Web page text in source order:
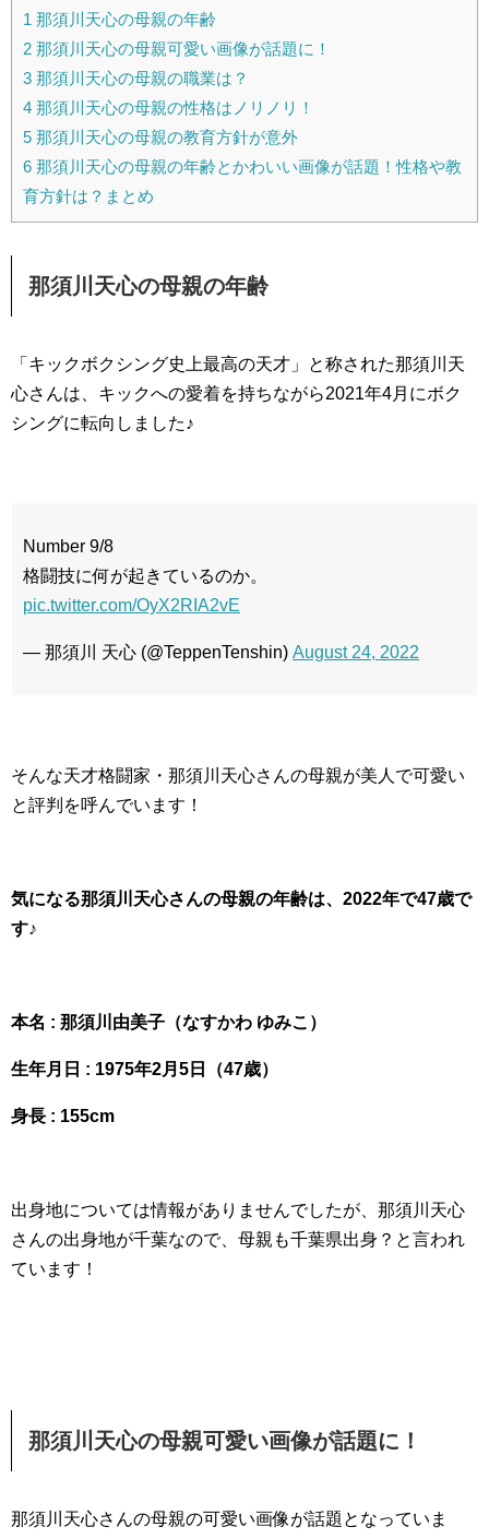
1 那須川天心の母親の年齢
2 那須川天心の母親可愛い画像が話題に！
3 那須川天心の母親の職業は？
4 那須川天心の母親の性格はノリノリ！
5 那須川天心の母親の教育方針が意外
6 那須川天心の母親の年齢とかわいい画像が話題！性格や教
育方針は？まとめ
那須川天心の母親の年齢
「キックボクシング史上最高の天才」と称された那須川天
心さんは、キックへの愛着を持ちながら2021年4月にボク
シングに転向しました♪
Number 9/8
格闘技に何が起きているのか。
pic.twitter.com/OyX2RIA2vE
— 那須川 天心 (@TeppenTenshin) August 24, 2022
そんな天才格闘家・那須川天心さんの母親が美人で可愛い
と評判を呼んでいます！
気になる那須川天心さんの母親の年齢は、2022年で47歳で
す♪
本名 : 那須川由美子（なすかわ ゆみこ）
生年月日 : 1975年2月5日（47歳）
身長 : 155cm
出身地については情報がありませんでしたが、那須川天心
さんの出身地が千葉なので、母親も千葉県出身？と言われ
ています！
那須川天心の母親可愛い画像が話題に！
那須川天心さんの母親の可愛い画像が話題となっていま